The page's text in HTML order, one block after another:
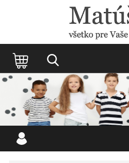
Update cookies preferences